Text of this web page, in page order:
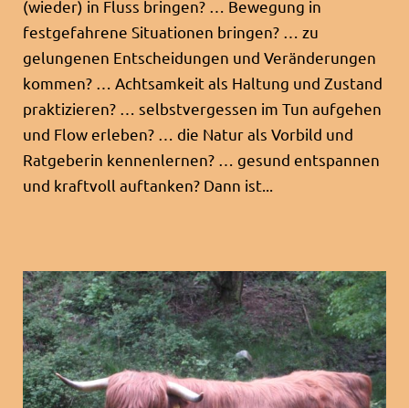
(wieder) in Fluss bringen? … Bewegung in
festgefahrene Situationen bringen? … zu
gelungenen Entscheidungen und Veränderungen
kommen? … Achtsamkeit als Haltung und Zustand
praktizieren? … selbstvergessen im Tun aufgehen
und Flow erleben? … die Natur als Vorbild und
Ratgeberin kennenlernen? … gesund entspannen
und kraftvoll auftanken? Dann ist...